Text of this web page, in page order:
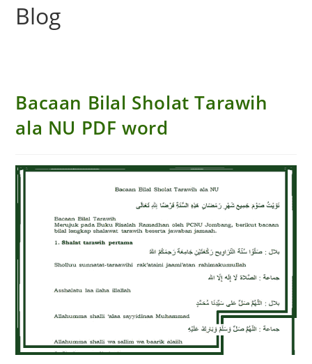
Blog
Bacaan Bilal Sholat Tarawih
ala NU PDF word